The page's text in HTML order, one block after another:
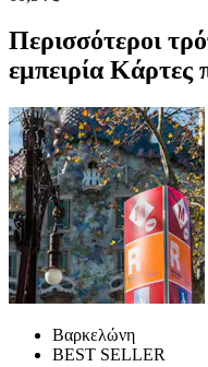
Περισσότεροι
εμπειρία
Βαρκελώνη
BEST SELLER